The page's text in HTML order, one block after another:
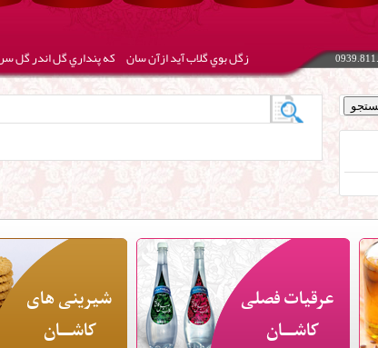
زگل بوي گلاب آيد ازآن سان كه پنداري گل اندر گل
عرقیات فصلی
کاشـــان
شیرینی های
کاشـــان